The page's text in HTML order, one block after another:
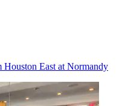
East at Normandy